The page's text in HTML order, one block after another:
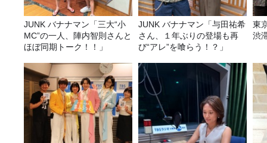
JUNK バナナマン「三大“小
MC”の一人、陣内智則さんと
ほぼ同期トーク！！」
JUNK バナナマン「与田祐希
さん、１年ぶりの登場も再
び“アレ”を喰らう！？」
東
渋